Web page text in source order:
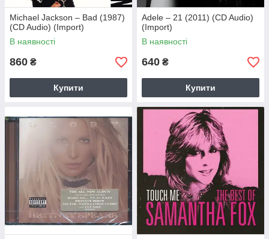
Michael Jackson – Bad (1987)
(CD Audio) (Import)
В наявності
860 ₴
Купити
Adele – 21 (2011) (CD Audio)
(Import)
В наявності
640 ₴
Купити